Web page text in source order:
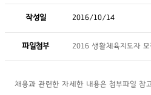
작성일 2016/10/14
파일첨부 2016 생활체육지도자
채용과 관련한 자세한 내용은 첨부파일 참